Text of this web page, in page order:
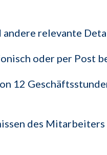
relevante
oder per Post
12
des